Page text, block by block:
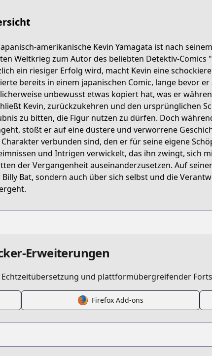
4259-9b02-2580185bd2bb?page=1
billy-bat
amerikanische Kevin Yamagata ist nach
Weltkrieg zum Autor des beliebten Detektiv-Comics
ein riesiger Erfolg wird, macht Kevin eine
bereits in einem japanischen Comic, lange bevor
unbewusst etwas kopiert hat, was er
Kevin, zurückzukehren und den ursprünglichen
zu bitten, die Figur nutzen zu dürfen. Doch
stößt er auf eine düstere und verworrene
verbunden sind, den er für seine eigene
und Intrigen verwickelt, das ihn zwingt, sich
der Vergangenheit auseinanderzusetzen. Auf
Billy Bat, sondern auch über sich selbst und die
Erweiterungen
Echtzeitübersetzung und plattformübergreifender
Firefox Add-ons